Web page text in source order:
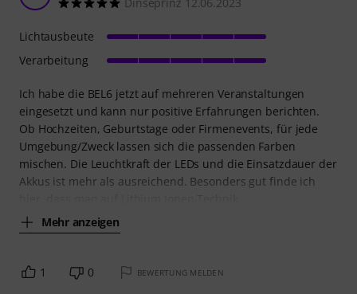
Ich habe die BEL6 jetzt auf mehreren Veranstaltungen
eingesetzt und kann nur positive Erfahrungen berichten.
Ob Hochzeiten, Geburtstage oder Firmenevents, für jede
Umgebung/Zweck lassen sich die passenden Farben
mischen. Die Leuchtkraft der LEDs und die Einsatzdauer der
Akkus ist mehr als ausreichend. Besonders gut finde ich
Mehr anzeigen
Lichtausbeute
Verarbeitung
1 0 BEWERTUNG MELDEN